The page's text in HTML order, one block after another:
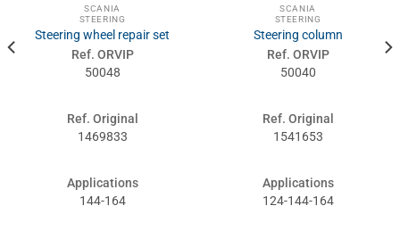
SCANIA
STEERING
Steering wheel repair set
Ref. ORVIP
50048
Ref. Original
1469833
Applications
144-164
SCANIA
STEERING
Steering column
Ref. ORVIP
50040
Ref. Original
1541653
Applications
124-144-164